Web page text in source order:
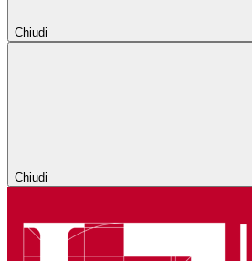
Chiudi
Chiudi